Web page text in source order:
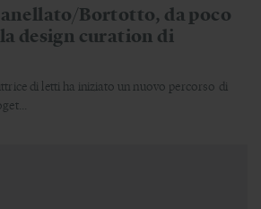
Bortotto, da poco
design curation di
di letti ha iniziato un nuovo percorso di